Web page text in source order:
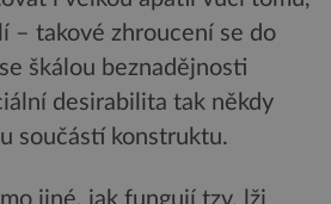
– takové zhroucení se do
škálou beznadějnosti
desirabilita tak někdy
součástí konstruktu.
jiné, jak fungují tzv. lži